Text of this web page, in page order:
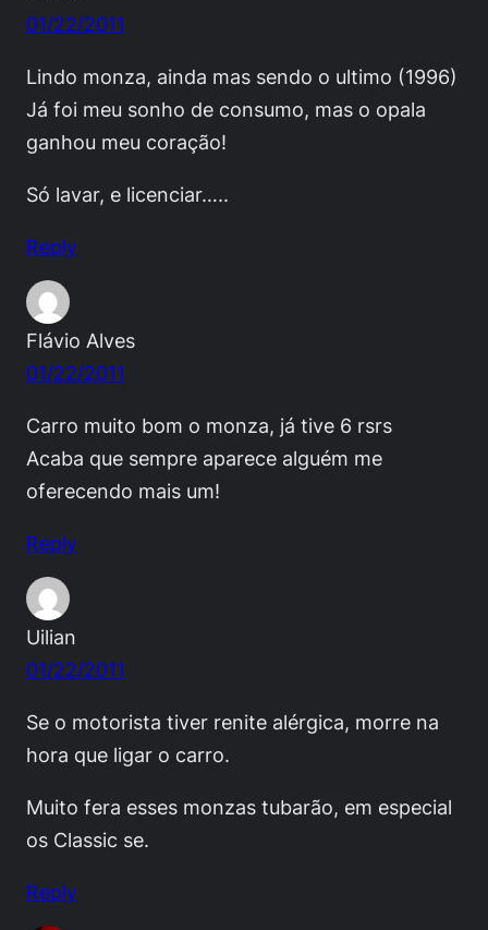
01/22/2011
Lindo monza, ainda mas sendo o ultimo (1996)
Já foi meu sonho de consumo, mas o opala
ganhou meu coração!
Só lavar, e licenciar…..
Reply
Flávio Alves
01/22/2011
Carro muito bom o monza, já tive 6 rsrs
Acaba que sempre aparece alguém me
oferecendo mais um!
Reply
Uilian
01/22/2011
Se o motorista tiver renite alérgica, morre na
hora que ligar o carro.
Muito fera esses monzas tubarão, em especial
os Classic se.
Reply